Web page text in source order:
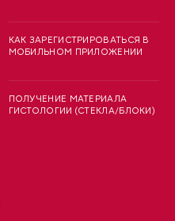
КАК ЗАРЕГИСТРИРОВАТЬСЯ В
МОБИЛЬНОМ ПРИЛОЖЕНИИ
ПОЛУЧЕНИЕ МАТЕРИАЛА
ГИСТОЛОГИИ (СТЕКЛА/БЛОКИ)